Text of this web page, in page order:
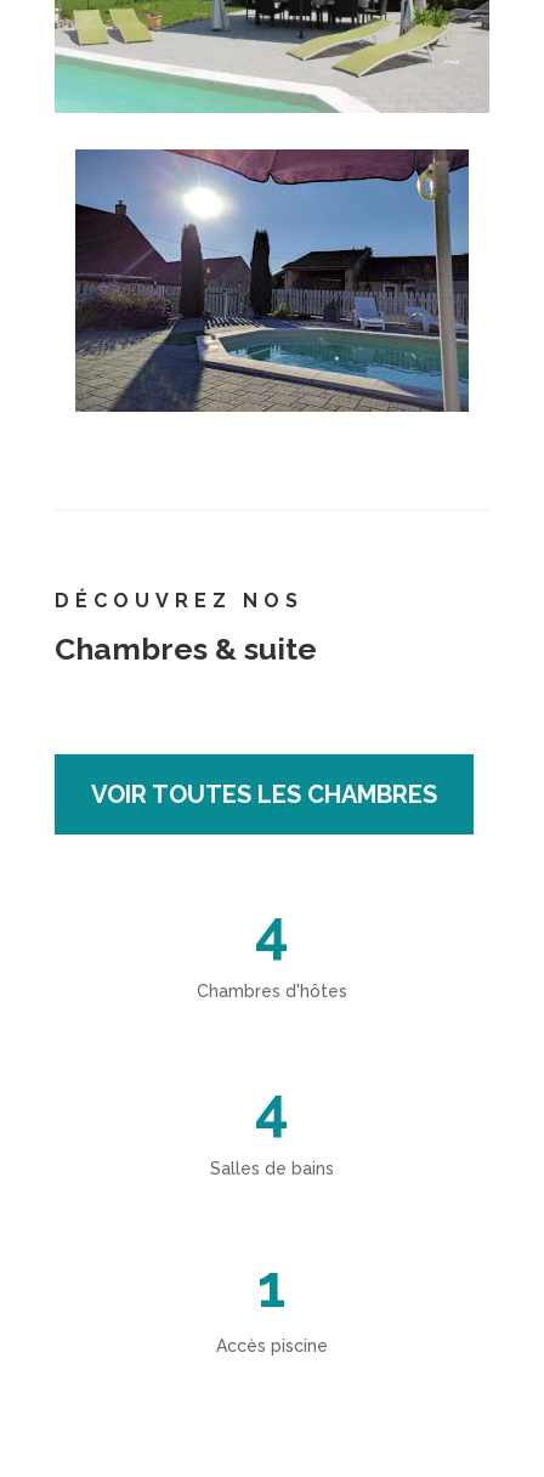
DÉCOUVREZ NOS
Chambres & suite
VOIR TOUTES LES CHAMBRES
4
Chambres d'hôtes
4
Salles de bains
1
Accès piscine